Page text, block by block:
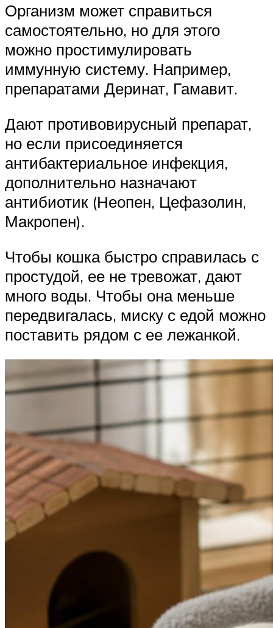
Организм может справиться
самостоятельно, но для этого
можно простимулировать
иммунную систему. Например,
препаратами Деринат, Гамавит.
Дают противовирусный препарат,
но если присоединяется
антибактериальное инфекция,
дополнительно назначают
антибиотик (Неопен, Цефазолин,
Макропен).
Чтобы кошка быстро справилась с
простудой, ее не тревожат, дают
много воды. Чтобы она меньше
передвигалась, миску с едой можно
поставить рядом с ее лежанкой.